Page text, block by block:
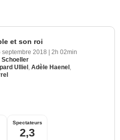
et son roi
septembre 2018 | 2h 02min
Schoeller
Ulliel Adèle Haenel
Spectateurs
2,3